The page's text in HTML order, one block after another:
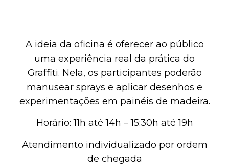
A ideia da oficina é oferecer ao público
uma experiência real da prática do
Graffiti. Nela, os participantes poderão
manusear sprays e aplicar desenhos e
experimentações em painéis de madeira.
Horário: 11h até 14h – 15:30h até 19h
Atendimento individualizado por ordem
de chegada